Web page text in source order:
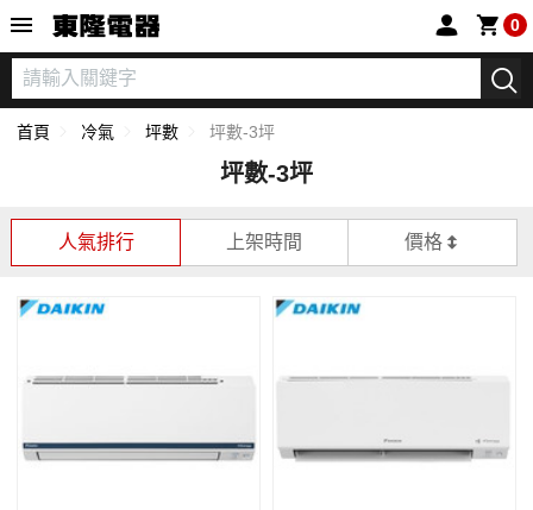
0
首頁 冷氣 坪數 坪數-3坪
坪數-3坪
人氣排行 上架時間 價格